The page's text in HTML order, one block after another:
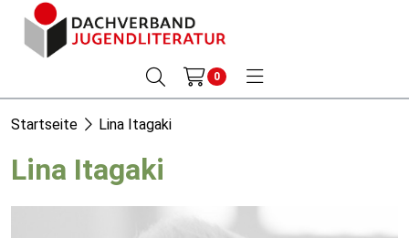
0
Startseite Lina Itagaki
Lina Itagaki